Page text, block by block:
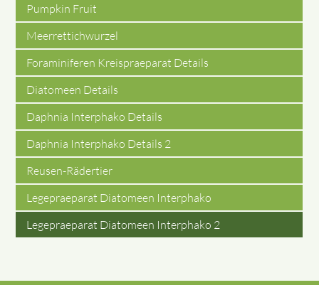
Pumpkin Fruit
Meerrettichwurzel
Foraminiferen Kreispraeparat Details
Diatomeen Details
Daphnia Interphako Details
Daphnia Interphako Details 2
Reusen-Rädertier
Legepraeparat Diatomeen Interphako
Legepraeparat Diatomeen Interphako 2